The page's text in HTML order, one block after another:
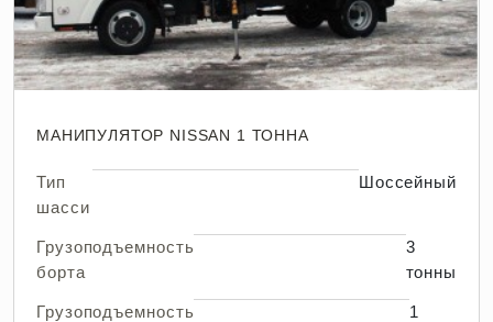
МАНИПУЛЯТОР NISSAN 1 ТОННА
Тип
шасси
Шоссейный
Грузоподъемность
борта
3
тонны
Грузоподъемность
1